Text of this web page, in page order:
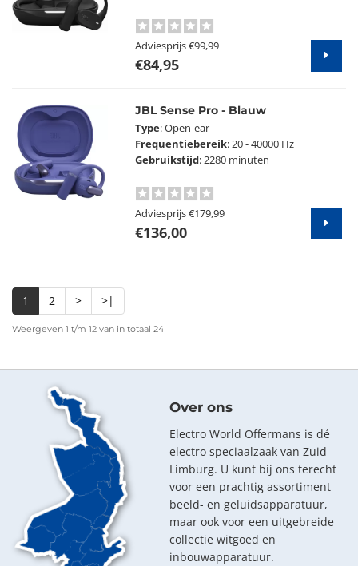
Adviesprijs€99,99
€84,95
JBL Sense Pro - Blauw
Type: Open-ear
Frequentiebereik: 20 - 40000 Hz
Gebruikstijd: 2280 minuten
Adviesprijs€179,99
€136,00
1 2 > >|
Weergeven 1 t/m 12 van in totaal 24
Over ons
Electro World Offermans is dé
electro speciaalzaak van Zuid
Limburg. U kunt bij ons terecht
voor een prachtig assortiment
beeld- en geluidsapparatuur,
maar ook voor een uitgebreide
collectie witgoed en
inbouwapparatuur.